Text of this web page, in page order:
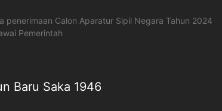
penerimaan Calon Aparatur Sipil Negara Tahun 2024
Pemerintah
Baru Saka 1946